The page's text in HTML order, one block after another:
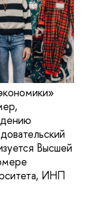
Высшей
ИНП